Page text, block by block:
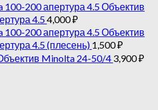
Объектив
4.54,000₽
Объектив
4.5 (плесень) 1,500₽
Minolta 24-50/4 3,900₽